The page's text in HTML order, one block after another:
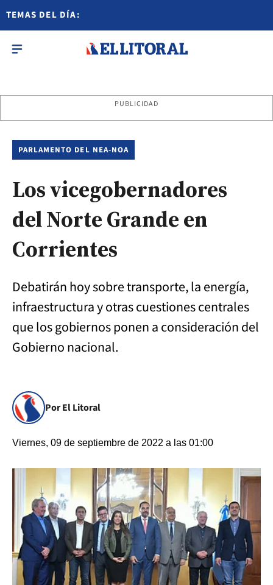
TEMAS DEL DÍA:
PUBLICIDAD
PARLAMENTO DEL NEA-NOA
Los vicegobernadores
del Norte Grande en
Corrientes
Debatirán hoy sobre transporte, la energía,
infraestructura y otras cuestiones centrales
que los gobiernos ponen a consideración del
Gobierno nacional.
Por El Litoral
Viernes, 09 de septiembre de 2022 a las 01:00